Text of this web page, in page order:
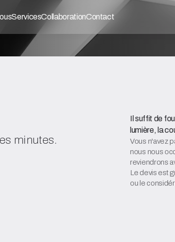
minutes.
Il suffit de
lumière, la
Vous n'avez
nous nous
reviendrons
Le devis est
ou le
ServicesCollaborationContact